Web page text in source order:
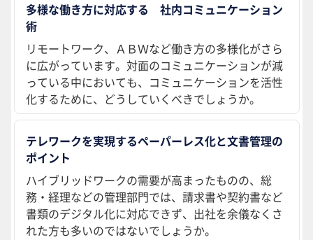
多様な働き方に対応する 社内コミュニケーション
術
リモートワーク、ＡＢＷなど働き方の多様化がさら
に広がっています。対面のコミュニケーションが減
っている中においても、コミュニケーションを活性
化するために、どうしていくべきでしょうか。
テレワークを実現するペーパーレス化と文書管理の
ポイント
ハイブリッドワークの需要が高まったものの、総
務・経理などの管理部門では、請求書や契約書など
書類のデジタル化に対応できず、出社を余儀なくさ
れた方も多いのではないでしょうか。